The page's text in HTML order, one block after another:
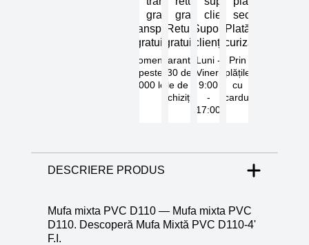
Transport
gratuit
Comenzi
peste
5000 lei
Retur
gratuit
Garantat
30 de
zile de la
achiziție
Suport
clienți
Luni -
Vineri
9:00
-
17:00
Plată
securizată
Prin
plățile
cu
cardul
DESCRIERE PRODUS
Mufa mixta PVC D110 — Mufa mixta PVC
D110. Descoperă Mufa Mixtă PVC D110-4'
F.I.